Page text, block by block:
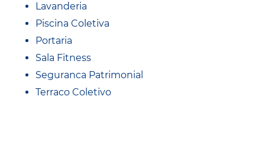
Lavanderia
Piscina Coletiva
Portaria
Sala Fitness
Seguranca Patrimonial
Terraco Coletivo